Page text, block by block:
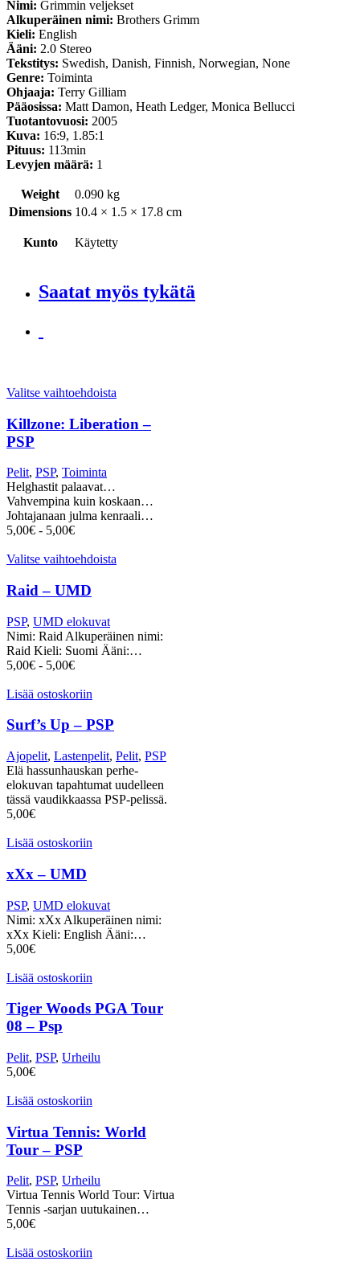
Nimi: Grimmin veljekset
Alkuperäinen nimi: Brothers Grimm
Kieli: English
Ääni: 2.0 Stereo
Tekstitys: Swedish, Danish, Finnish, Norwegian, None
Genre: Toiminta
Ohjaaja: Terry Gilliam
Pääosissa: Matt Damon, Heath Ledger, Monica Bellucci
Tuotantovuosi: 2005
Kuva: 16:9, 1.85:1
Pituus: 113min
Levyjen määrä: 1
Weight
0.090 kg
Dimensions 10.4 × 1.5 × 17.8 cm
Kunto Käytetty
Saatat myös tykätä
Valitse vaihtoehdoista
Killzone: Liberation –
PSP
Pelit, PSP, Toiminta
Helghastit palaavat…
Vahvempina kuin koskaan…
Johtajanaan julma kenraali…
5,00€ - 5,00€
Valitse vaihtoehdoista
Raid – UMD
PSP, UMD elokuvat
Nimi: Raid Alkuperäinen nimi:
Raid Kieli: Suomi Ääni:…
5,00€ - 5,00€
Lisää ostoskoriin
Surf’s Up – PSP
Ajopelit, Lastenpelit, Pelit, PSP
Elä hassunhauskan perhe-
elokuvan tapahtumat uudelleen
tässä vaudikkaassa PSP-pelissä.
5,00€
Lisää ostoskoriin
xXx – UMD
PSP, UMD elokuvat
Nimi: xXx Alkuperäinen nimi:
xXx Kieli: English Ääni:…
5,00€
Lisää ostoskoriin
Tiger Woods PGA Tour
08 – Psp
Pelit, PSP, Urheilu
5,00€
Lisää ostoskoriin
Virtua Tennis: World
Tour – PSP
Pelit, PSP, Urheilu
Virtua Tennis World Tour: Virtua
Tennis -sarjan uutukainen…
5,00€
Lisää ostoskoriin